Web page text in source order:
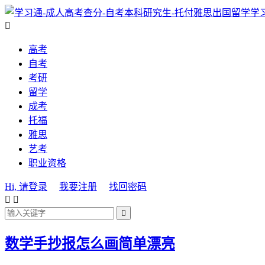
学

高考
自考
考研
留学
成考
托福
雅思
艺考
职业资格
Hi, 请登录 我要注册
找回密码
 

数学手抄报怎么画简单漂亮